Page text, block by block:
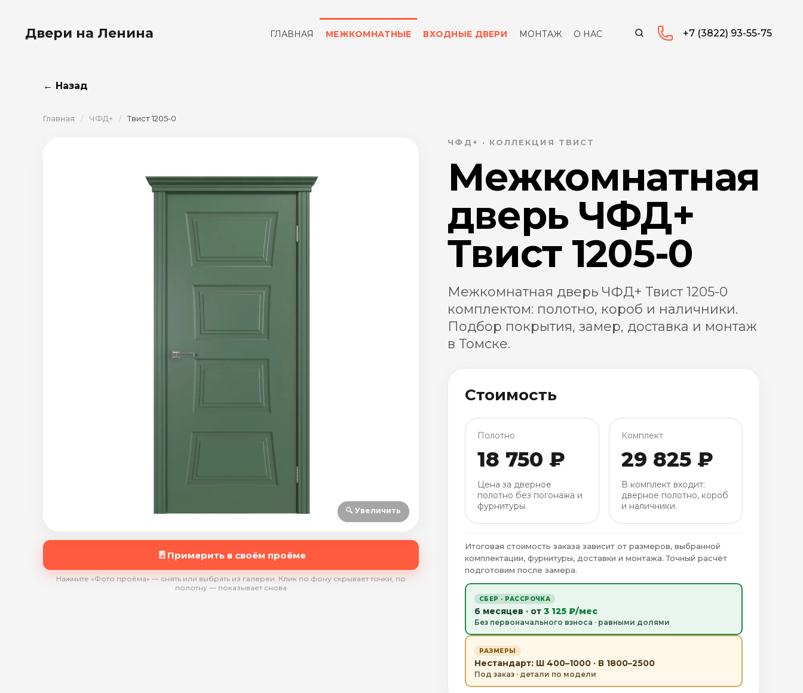
Двери на Ленина ГЛАВНАЯ МЕЖКОМНАТНЫЕ ВХОДНЫЕ ДВЕРИ МОНТАЖ О НАС +7 (3822) 93-55-75
← Назад
Главная / ЧФД+ / Твист 1205-0
🔍 Увеличить
🚪 Примерить в своём проёме
Нажмите «Фото проёма» — снять или выбрать из галереи. Клик по фону скрывает точки, по
полотну — показывает снова
ЧФД+ · КОЛЛЕКЦИЯ ТВИСТ
Межкомнатная
дверь ЧФД+
Твист 1205-0
Межкомнатная дверь ЧФД+ Твист 1205-0
комплектом: полотно, короб и наличники.
Подбор покрытия, замер, доставка и монтаж
в Томске.
Стоимость
Полотно
18 750 ₽
Цена за дверное
полотно без погонажа и
фурнитуры.
Комплект
29 825 ₽
В комплект входит:
дверное полотно, короб
и наличники.
Итоговая стоимость заказа зависит от размеров, выбранной
комплектации, фурнитуры, доставки и монтажа. Точный расчёт
подготовим после замера.
СБЕР · РАССРОЧКА
6 месяцев · от 3 125 ₽/мес
Без первоначального взноса · равными долями
РАЗМЕРЫ
Нестандарт: Ш 400–1000 · В 1800–2500
Под заказ · детали по модели